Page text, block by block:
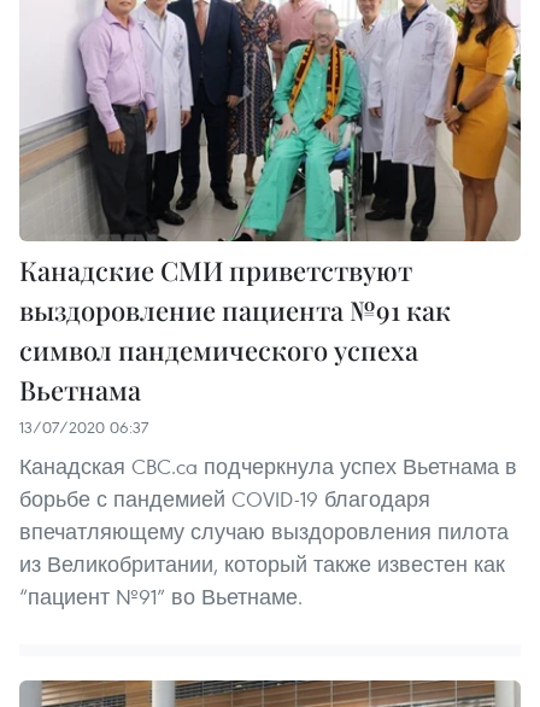
Канадские СМИ приветствуют
выздоровление пациента №91 как
символ пандемического успеха
Вьетнама
13/07/2020 06:37
Канадская CBC.ca подчеркнула успех Вьетнама в
борьбе с пандемией COVID-19 благодаря
впечатляющему случаю выздоровления пилота
из Великобритании, который также известен как
“пациент №91” во Вьетнаме.